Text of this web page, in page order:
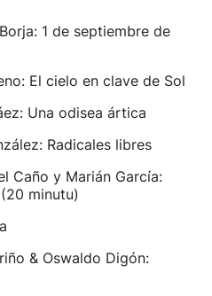
1 de septiembre de
El cielo en clave de Sol
Una odisea ártica
Radicales libres
Caño y Marián García:
minutu)
& Oswaldo Digón: